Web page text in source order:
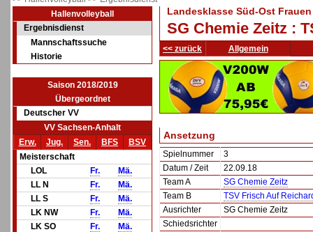
Hallenvolleyball
Ergebnisdienst
Mannschaftssuche
Historie
Saison 2018/2019
Übergeordnet
Deutscher VV
VV Sachsen-Anhalt
Erw.
Jug. Sen. BFS
BSV
Meisterschaft
LOL
Fr.
Mä.
LL N
Fr.
Mä.
LL S
Fr.
Mä.
LK NW
Fr.
Mä.
LK SO
Fr.
Mä.
Landesklasse Süd-Ost
SG Chemie Zeitz :
<< zurück Allgemein
Ansetzung
Spielnummer
3
Datum / Zeit
22.09.18
Team A
SG Chemie Zeitz
Team B
TSV Frisch Auf
Ausrichter
SG Chemie Zeitz
Schiedsrichter